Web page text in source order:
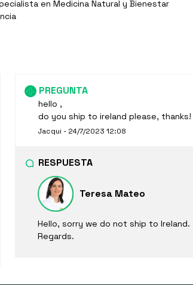
en Medicina Natural y Bienestar
PREGUNTA
hello ,
do you ship to ireland please, thanks!
Jacqui - 24/7/2023 12:08
RESPUESTA
Teresa Mateo
Hello, sorry we do not ship to Ireland.
Regards.